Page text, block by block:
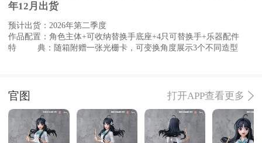
年12月出货
预计出货：2026年第二季度
作品配置：角色主体+可收纳替换手底座+4只可替换手+乐器配件
特 典：随箱附赠一张光栅卡，可变换角度展示3个不同造型
官图 打开APP查看更多